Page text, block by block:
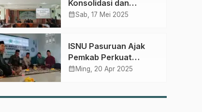
Konsolidasi dan
Evaluasi Kinerja
calendar_monthSab, 17 Mei 2025
ISNU Pasuruan Ajak
Pemkab Perkuat
Kolaborasi dan Turun
calendar_month Ming, 20 Apr 2025